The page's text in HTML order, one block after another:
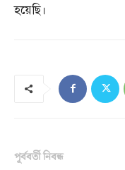
হয়েছি।
পূর্ববর্তী নিবন্ধ